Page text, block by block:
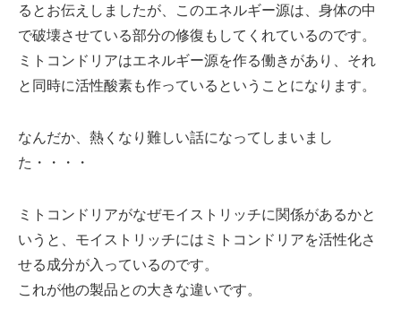
るとお伝えしましたが、このエネルギー源は、身体の中
で破壊させている部分の修復もしてくれているのです。
ミトコンドリアはエネルギー源を作る働きがあり、それ
と同時に活性酸素も作っているということになります。
なんだか、熱くなり難しい話になってしまいまし
た・・・・
ミトコンドリアがなぜモイストリッチに関係があるかと
いうと、 モイストリッチには ミトコンドリアを活性化さ
せる成分が入っているのです。
これが他の製品との大きな違いです。